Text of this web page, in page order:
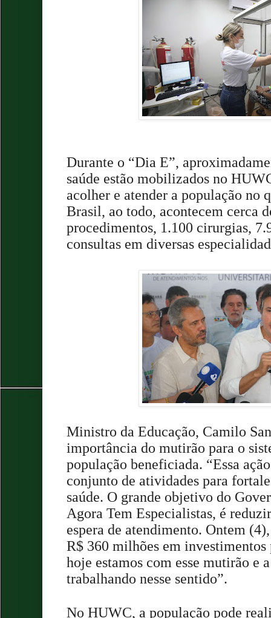
Durante o “Dia E”,
saúde estão mobilizados no
acolher e atender a população no
Brasil, ao todo, acontecem cerca
procedimentos, 1.100 cirurgias,
consultas em diversas
Ministro da Educação, Camilo
importância do mutirão para o
população beneficiada. “Essa
conjunto de atividades para
saúde. O grande objetivo do
Agora Tem Especialistas, é
espera de atendimento. Ontem
R$ 360 milhões em investimentos
hoje estamos com esse mutirão e
trabalhando nesse sentido”.
No HUWC, a população pode